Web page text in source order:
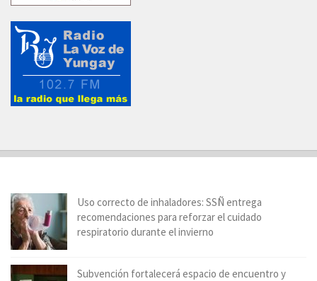
Uso correcto de inhaladores: SSÑ entrega
recomendaciones para reforzar el cuidado
respiratorio durante el invierno
Subvención fortalecerá espacio de encuentro y